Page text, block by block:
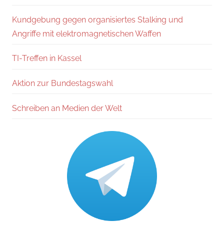
Kundgebung gegen organisiertes Stalking und
Angriffe mit elektromagnetischen Waffen
TI-Treffen in Kassel
Aktion zur Bundestagswahl
Schreiben an Medien der Welt